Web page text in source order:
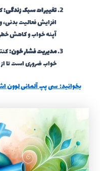
تغییرات سبک زندگی:
افزایش فعالیت
آپنه خواب و کاهش
مدیریت فشار خون:
خواب ضروری است تا
بخوانید:سی پپ آلمانی لوون